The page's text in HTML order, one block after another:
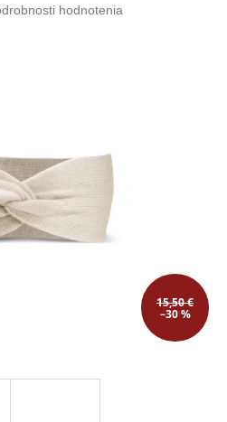
hodnotenia
15,50 €
–30 %